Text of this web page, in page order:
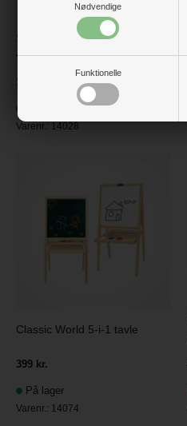
Nødvendige
Funktionelle
Skære grøntsager m/16 dele i
velcro
149,95
Varenr.: 14028
Classic World 5-i-1 tavle
399 kr.
På lager
Varenr.: 14074